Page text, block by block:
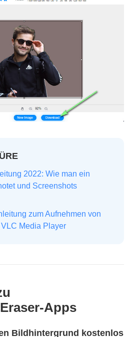
2022: Wie man ein
und Screenshots
zum Aufnehmen von
Media Player
Bildhintergrund kostenlos